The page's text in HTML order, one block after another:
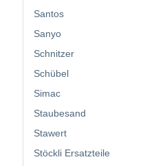
Santos
Sanyo
Schnitzer
Schübel
Simac
Staubesand
Stawert
Stöckli Ersatzteile